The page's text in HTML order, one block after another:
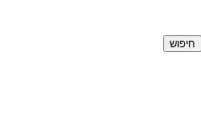
חיפוש